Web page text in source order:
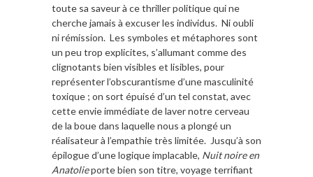
toute sa saveur à ce thriller politique qui ne
cherche jamais à excuser les individus. Ni oubli
ni rémission. Les symboles et métaphores sont
un peu trop explicites, s’allumant comme des
clignotants bien visibles et lisibles, pour
représenter l’obscurantisme d’une masculinité
toxique ; on sort épuisé d’un tel constat, avec
cette envie immédiate de laver notre cerveau
de la boue dans laquelle nous a plongé un
réalisateur à l’empathie très limitée. Jusqu’à son
épilogue d’une logique implacable, Nuit noire en
Anatolieporte bien son titre, voyage terrifiant